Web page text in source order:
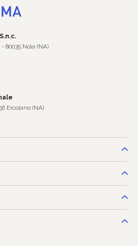
80035 Nola (NA)
Ercolano (NA)